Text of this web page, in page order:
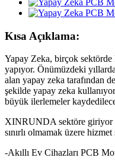
Kısa Açıklama:
Yapay Zeka, birçok
yapıyor. Önümüzdeki
alan yapay zeka tarafından
şekilde yapay zeka
büyük ilerlemeler
XINRUNDA sektöre giriyor
sınırlı olmamak üzere hizmet
-Akıllı Ev Cihazları PCB